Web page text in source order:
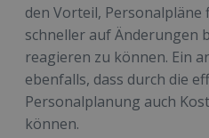
den Vorteil,
schneller auf Änderungen
reagieren zu können. Ein
ebenfalls, dass durch die
Personalplanung auch
können.